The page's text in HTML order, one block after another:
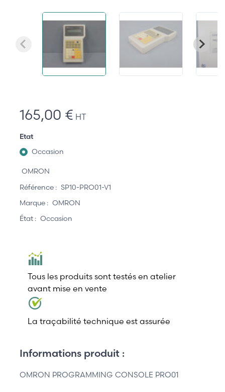
165,00 € HT
Etat
Occasion
OMRON
Référence : SP10-PRO01-V1
Marque : OMRON
État : Occasion
Tous les produits sont testés en atelier
avant mise en vente
La traçabilité technique est assurée
Informations produit :
OMRON PROGRAMMING CONSOLE PRO01